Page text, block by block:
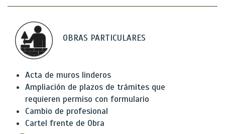
OBRAS PARTICULARES
Acta de muros linderos
Ampliación de plazos de trámites que
requieren permiso con formulario
Cambio de profesional
Cartel frente de Obra